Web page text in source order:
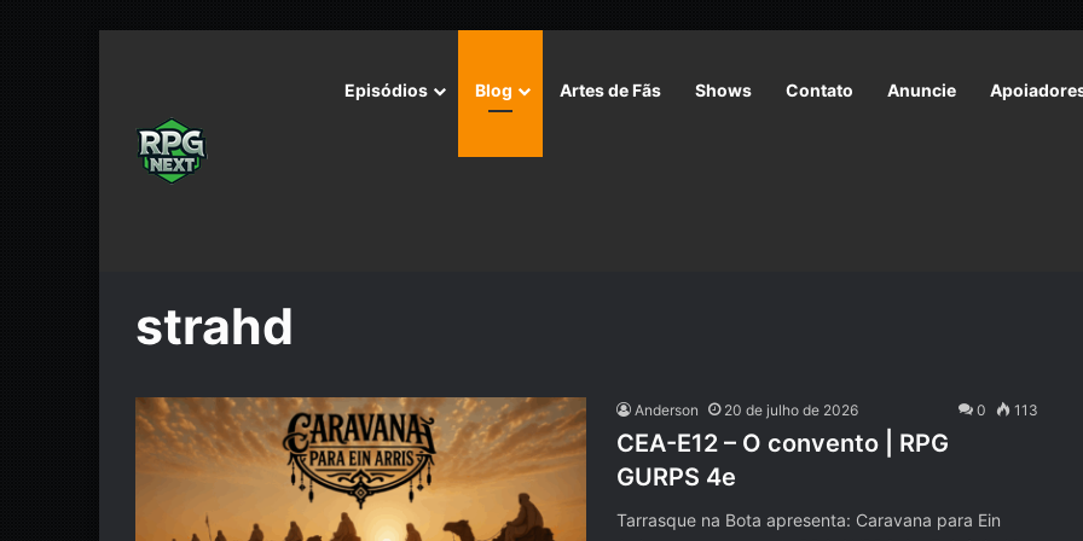
Episódios Blog Artes de Fãs Shows Contato Anuncie
strahd
Anderson 20 de julho de 2026 0 113
CEA-E12 – O convento | RPG
GURPS 4e
Tarrasque na Bota apresenta: Caravana para Ein